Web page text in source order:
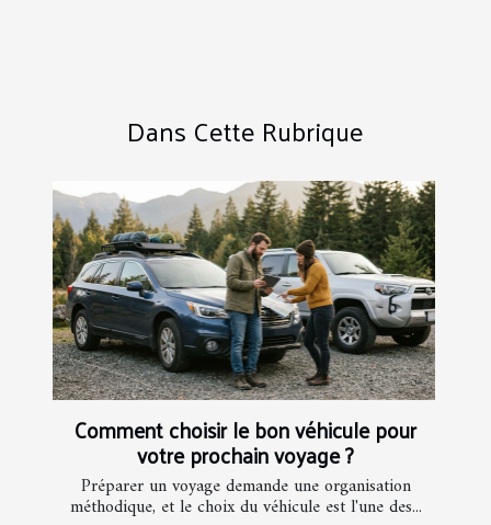
Dans Cette Rubrique
Comment choisir le bon véhicule pour
votre prochain voyage ?
Préparer un voyage demande une organisation
méthodique, et le choix du véhicule est l'une des...